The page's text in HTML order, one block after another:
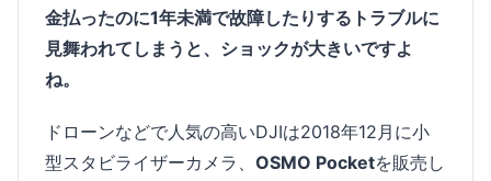
金払ったのに1年未満で故障したりするトラブルに
見舞われてしまうと、ショックが大きいですよ
ね。
ドローンなどで人気の高いDJIは2018年12月に小
型スタビライザーカメラ、 OSMO Pocketを販売し